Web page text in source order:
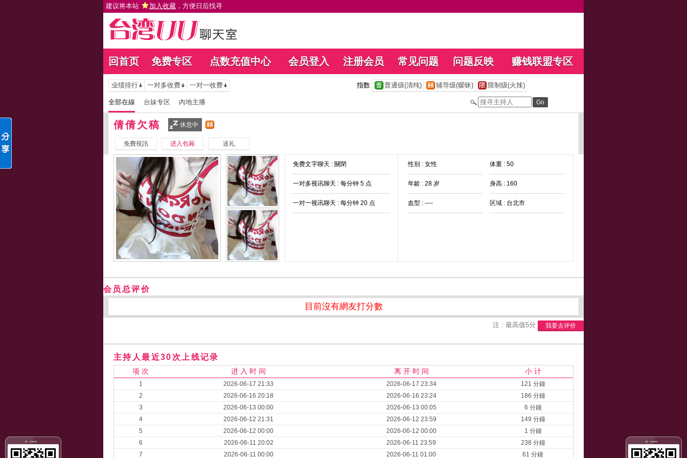
建议将本站 加入收藏 ，方便日后找寻
回首页 免费专区 点数充值中心 会员登入 注册会员 常见问题 问题反映 赚钱联盟专区
业绩排行 一对多收费 一对一收费 指数 普通级(清纯) 辅导级(暧昧) 限制级(火辣)
全部在線 台妹专区 內地主播
倩倩欠稿 休息中
免費視訊 进入包厢 送礼
免费文字聊天 : 關閉
一对多视讯聊天 : 每分钟 5 点
一对一视讯聊天 : 每分钟 20 点
性别 : 女性 体重 : 50
年龄 : 28 岁 身高 : 160
血型 : ---- 区域 : 台北市
会员总评价
目前沒有網友打分數
注 : 最高值5分 我要去评价
主持人最近30次上线记录
项 次 进 入 时 间 离 开 时 间 小 计
1 2026-06-17 21:33 2026-06-17 23:34
121 分鐘
2
2026-06-16 20:18 2026-06-16 23:24
186 分鐘
3
2026-06-13 00:00 2026-06-13 00:05
6 分鐘
4
2026-06-12 21:31 2026-06-12 23:59
149 分鐘
5
2026-06-12 00:00 2026-06-12 00:00
1 分鐘
6
2026-06-11 20:02 2026-06-11 23:59
238 分鐘
7
2026-06-11 00:00 2026-06-11 01:00 61 分鐘